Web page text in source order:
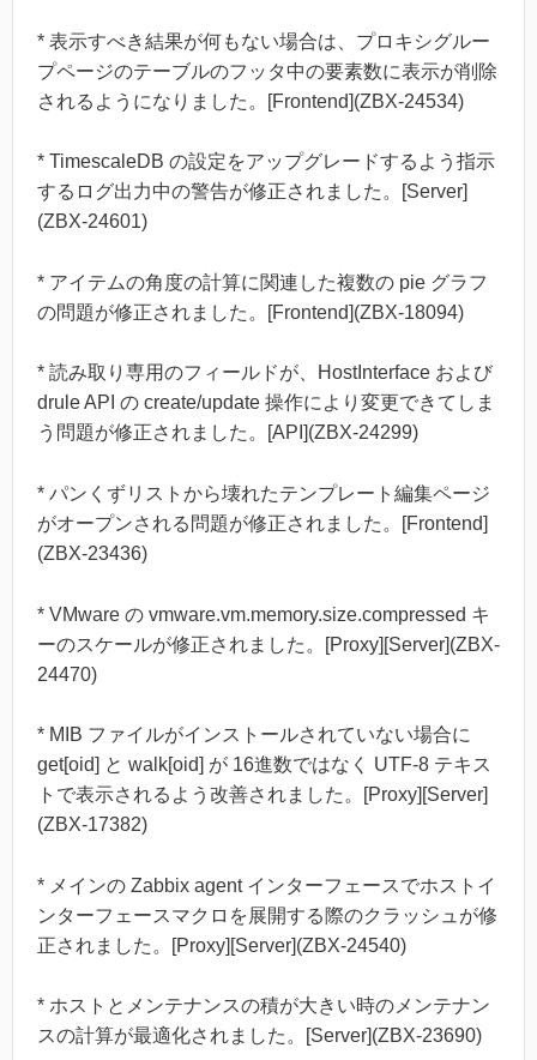
* 表示すべき結果が何もない場合は、プロキシグルー
プページのテーブルのフッタ中の要素数に表示が削除
されるようになりました。[Frontend](ZBX-24534)
* TimescaleDB の設定をアップグレードするよう指示
するログ出力中の警告が修正されました。[Server]
(ZBX-24601)
* アイテムの角度の計算に関連した複数の pie グラフ
の問題が修正されました。[Frontend](ZBX-18094)
* 読み取り専用のフィールドが、HostInterface および
drule API の create/update 操作により変更できてしま
う問題が修正されました。[API](ZBX-24299)
* パンくずリストから壊れたテンプレート編集ページ
がオープンされる問題が修正されました。[Frontend]
(ZBX-23436)
* VMware の vmware.vm.memory.size.compressed キ
ーのスケールが修正されました。[Proxy][Server](ZBX-
24470)
* MIB ファイルがインストールされていない場合に
get[oid] と walk[oid] が 16進数ではなく UTF-8 テキス
トで表示されるよう改善されました。[Proxy][Server]
(ZBX-17382)
* メインの Zabbix agent インターフェースでホストイ
ンターフェースマクロを展開する際のクラッシュが修
正されました。[Proxy][Server](ZBX-24540)
* ホストとメンテナンスの積が大きい時のメンテナン
スの計算が最適化されました。[Server](ZBX-23690)